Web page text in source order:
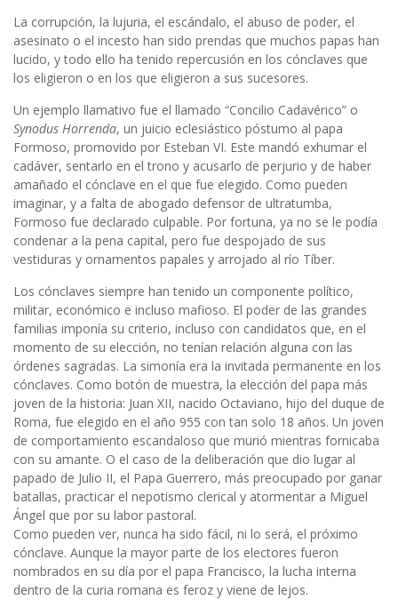
La corrupción, la lujuria, el escándalo, el abuso de poder, el
asesinato o el incesto han sido prendas que muchos papas han
lucido, y todo ello ha tenido repercusión en los cónclaves que
los eligieron o en los que eligieron a sus sucesores.
Un ejemplo llamativo fue el llamado “Concilio Cadavérico” o
Synodus Horrenda, un juicio eclesiástico póstumo al papa
Formoso, promovido por Esteban VI. Este mandó exhumar el
cadáver, sentarlo en el trono y acusarlo de perjurio y de haber
amañado el cónclave en el que fue elegido. Como pueden
imaginar, y a falta de abogado defensor de ultratumba,
Formoso fue declarado culpable. Por fortuna, ya no se le podía
condenar a la pena capital, pero fue despojado de sus
vestiduras y ornamentos papales y arrojado al río Tíber.
Los cónclaves siempre han tenido un componente político,
militar, económico e incluso mafioso. El poder de las grandes
familias imponía su criterio, incluso con candidatos que, en el
momento de su elección, no tenían relación alguna con las
órdenes sagradas. La simonía era la invitada permanente en los
cónclaves. Como botón de muestra, la elección del papa más
joven de la historia: Juan XII, nacido Octaviano, hijo del duque de
Roma, fue elegido en el año 955 con tan solo 18 años. Un joven
de comportamiento escandaloso que murió mientras fornicaba
con su amante. O el caso de la deliberación que dio lugar al
papado de Julio II, el Papa Guerrero, más preocupado por ganar
batallas, practicar el nepotismo clerical y atormentar a Miguel
Ángel que por su labor pastoral.
Como pueden ver, nunca ha sido fácil, ni lo será, el próximo
cónclave. Aunque la mayor parte de los electores fueron
nombrados en su día por el papa Francisco, la lucha interna
dentro de la curia romana es feroz y viene de lejos.